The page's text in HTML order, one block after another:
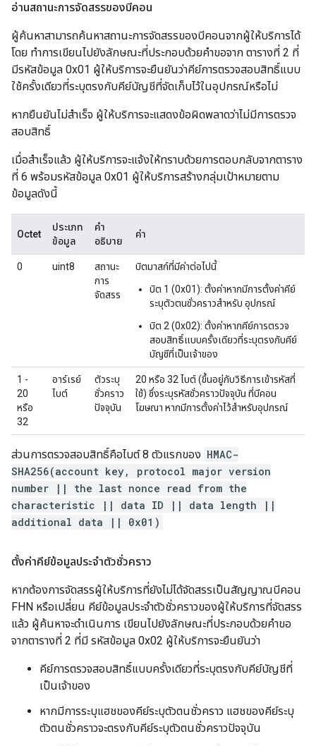
อ่านสถานะการจัดสรรของบีคอน
ผู้ค้นหาสามารถค้นหาสถานะการจัดสรรของบีคอนจากผู้ให้บริการได้
โดย ทำการเขียนไปยังลักษณะที่ประกอบด้วยคำขอจาก ตารางที่ 2 ที่
มีรหัสข้อมูล 0x01 ผู้ให้บริการจะยืนยันว่าคีย์การตรวจสอบสิทธิ์แบบ
ใช้ครั้งเดียวที่ระบุตรงกับคีย์บัญชีที่จัดเก็บไว้ในอุปกรณ์หรือไม่
หากยืนยันไม่สำเร็จ ผู้ให้บริการจะแสดงข้อผิดพลาดว่าไม่มีการตรวจ
สอบสิทธิ์
เมื่อสำเร็จแล้ว ผู้ให้บริการจะแจ้งให้ทราบด้วยการตอบกลับจากตาราง
ที่ 6 พร้อมรหัสข้อมูล 0x01 ผู้ให้บริการสร้างกลุ่มเป้าหมายตาม
ข้อมูลดังนี้
Octet
ประเภท
ข้อมูล
คำ
อธิบาย
ค่า
0 uint8
สถานะ
การ
จัดสรร
บิตมาสก์ที่มีค่าต่อไปนี้
บิต 1 (0x01): ตั้งค่าหากมีการตั้งค่าคีย์
ระบุตัวตนชั่วคราวสำหรับ อุปกรณ์
บิต 2 (0x02): ตั้งค่าหากคีย์การตรวจ
สอบสิทธิ์แบบครั้งเดียวที่ระบุตรงกับคีย์
บัญชีที่เป็นเจ้าของ
1 -
20
หรือ
32
อาร์เรย์
ไบต์
ตัวระบุ
ชั่วคราว
ปัจจุบัน
20 หรือ 32 ไบต์ (ขึ้นอยู่กับวิธีการเข้ารหัสที่
ใช้) ซึ่งระบุรหัสชั่วคราวปัจจุบัน ที่บีคอน
โฆษณา หากมีการตั้งค่าไว้สำหรับอุปกรณ์
ส่วนการตรวจสอบสิทธิ์คือไบต์ 8 ตัวแรกของ HMAC-
SHA256(account key, protocol major version
number || the last nonce read from the
characteristic || data ID || data length ||
additional data || 0x01)
ตั้งค่าคีย์ข้อมูลประจำตัวชั่วคราว
หากต้องการจัดสรรผู้ให้บริการที่ยังไม่ได้จัดสรรเป็นสัญญาณบีคอน
FHN หรือเปลี่ยน คีย์ข้อมูลประจำตัวชั่วคราวของผู้ให้บริการที่จัดสรร
แล้ว ผู้ค้นหาจะดำเนินการ เขียนไปยังลักษณะที่ประกอบด้วยคำขอ
จากตารางที่ 2 ที่มี รหัสข้อมูล 0x02 ผู้ให้บริการจะยืนยันว่า
คีย์การตรวจสอบสิทธิ์แบบครั้งเดียวที่ระบุตรงกับคีย์บัญชีที่
เป็นเจ้าของ
หากมีการระบุแฮชของคีย์ระบุตัวตนชั่วคราว แฮชของคีย์ระบุ
ตัวตนชั่วคราวจะตรงกับคีย์ระบุตัวตนชั่วคราวปัจจุบัน